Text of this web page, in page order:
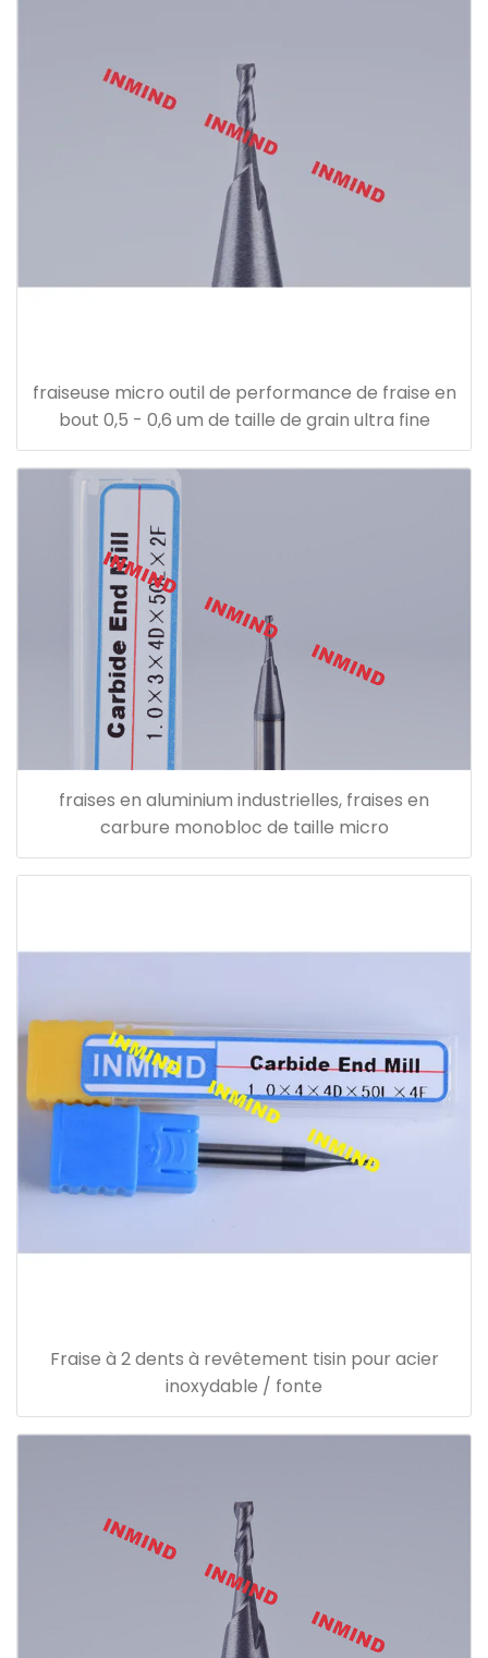
fraiseuse micro outil de performance de fraise en
bout 0,5 - 0,6 um de taille de grain ultra fine
fraises en aluminium industrielles, fraises en
carbure monobloc de taille micro
Fraise à 2 dents à revêtement tisin pour acier
inoxydable / fonte